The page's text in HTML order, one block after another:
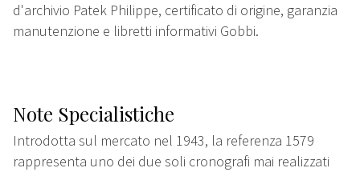
d'archivio Patek Philippe, certificato di origine, garanzia
manutenzione e libretti informativi Gobbi.
Note Specialistiche
Introdotta sul mercato nel 1943, la referenza 1579
rappresenta uno dei due soli cronografi mai realizzati